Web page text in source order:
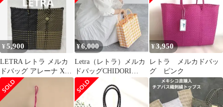
¥5,900
LETRA レトラ メルカ
ドバッグ アレーナ XS
ブラック×ゴールド
¥6,000
Letra（レトラ）メルカ
ドバッグCHIDORI
White Yellow
¥3,950
レトラ メルカドバッ
グ ピンク